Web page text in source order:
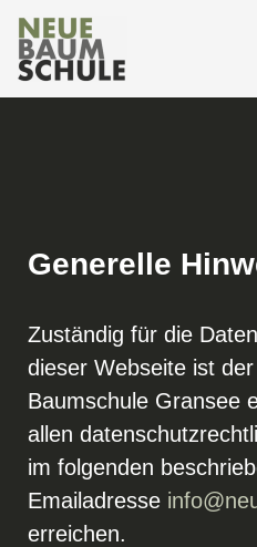
Zum
datenschutz
Generelle
Zuständig für die
dieser Webseite ist
Baumschule Gransee
allen
im folgenden
Emailadresse
erreichen.